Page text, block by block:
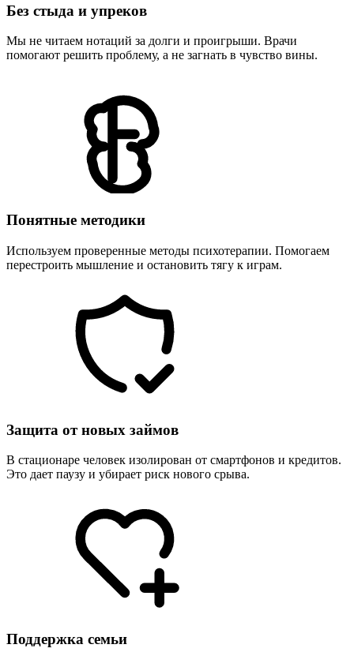
Без стыда и упреков
Мы не читаем нотаций за долги и проигрыши. Врачи
помогают решить проблему, а не загнать в чувство вины.
Понятные методики
Используем проверенные методы психотерапии. Помогаем
перестроить мышление и остановить тягу к играм.
Защита от новых займов
В стационаре человек изолирован от смартфонов и кредитов.
Это дает паузу и убирает риск нового срыва.
Поддержка семьи